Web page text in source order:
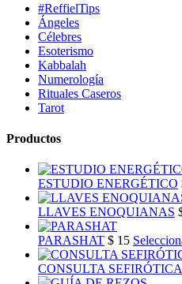
#ReffielTips
Ángeles
Célebres
Esoterismo
Kabbalah
Numerología
Rituales Caseros
Tarot
Productos
ESTUDIO ENERGÉTICO
LLAVES ENOQUIANAS
PARASHAT $ 15
CONSULTA SEFIRÓTICA